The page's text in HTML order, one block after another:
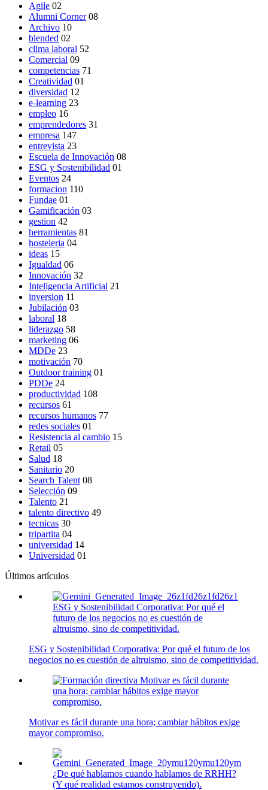
Agile 02
Alumni Corner 08
Archivo 10
blended 02
clima laboral 52
Comercial 09
competencias 71
Creatividad 01
diversidad 12
e-learning 23
empleo 16
emprendedores 31
empresa 147
entrevista 23
Escuela de Innovación 08
ESG y Sostenibilidad 01
Eventos 24
formacion 110
Fundae 01
Gamificación 03
gestion 42
herramientas 81
hosteleria 04
ideas 15
Igualdad 06
Innovación 32
Inteligencia Artificial 21
inversion 11
Jubilación 03
laboral 18
liderazgo 58
marketing 06
MDDe 23
motivación 70
Outdoor training 01
PDDe 24
productividad 108
recursos 61
recursos humanos 77
redes sociales 01
Resistencia al cambio 15
Retail 05
Salud 18
Sanitario 20
Search Talent 08
Selección 09
Talento 21
talento directivo 49
tecnicas 30
tripartita 04
universidad 14
Universidad 01
Últimos artículos
ESG y Sostenibilidad Corporativa: Por qué el
futuro de los negocios no es cuestión de
altruismo, sino de competitividad.
ESG y Sostenibilidad Corporativa: Por qué el futuro de los
negocios no es cuestión de altruismo, sino de competitividad.
Motivar es fácil durante
una hora; cambiar hábitos exige mayor
compromiso.
Motivar es fácil durante una hora; cambiar hábitos exige
mayor compromiso.
¿De qué hablamos cuando hablamos de RRHH?
(Y qué realidad estamos construyendo).